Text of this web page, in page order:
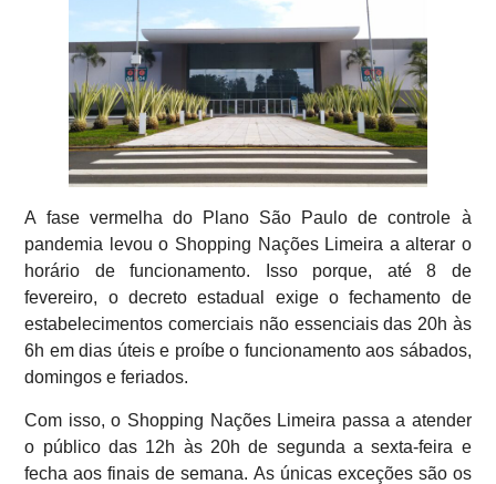
A fase vermelha do Plano São Paulo de controle à
pandemia levou o Shopping Nações Limeira a alterar o
horário de funcionamento. Isso porque, até 8 de
fevereiro, o decreto estadual exige o fechamento de
estabelecimentos comerciais não essenciais das 20h às
6h em dias úteis e proíbe o funcionamento aos sábados,
domingos e feriados.
Com isso, o Shopping Nações Limeira passa a atender
o público das 12h às 20h de segunda a sexta-feira e
fecha aos finais de semana. As únicas exceções são os